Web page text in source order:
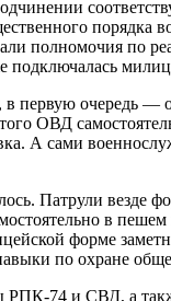
порядка
полномочия по
подключалась
в первую очередь —
ОВД
А сами
Патрули везде
в
форме
по охране
74 и СВД, а